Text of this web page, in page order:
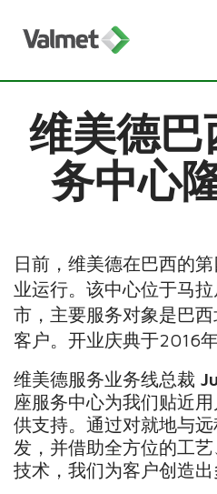
维美德巴
务中心
日前，维美德在巴西的
业运行。该中心位于马
市，主要服务对象是巴
客户。开业庆典于2016
维美德服务业务线总裁
座服务中心为我们贴近
供支持。通过对就地与
发，并借助全方位的工
技术，我们为客户创造